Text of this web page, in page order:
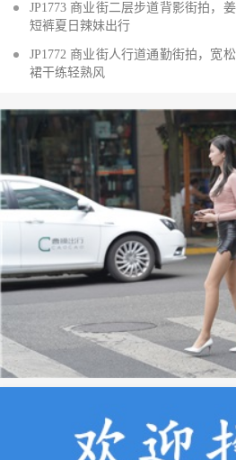
JP1773 商业街二层步道背影街拍，
短裤夏日辣妹出行
JP1772 商业街人行道通勤街拍，宽
裙干练轻熟风